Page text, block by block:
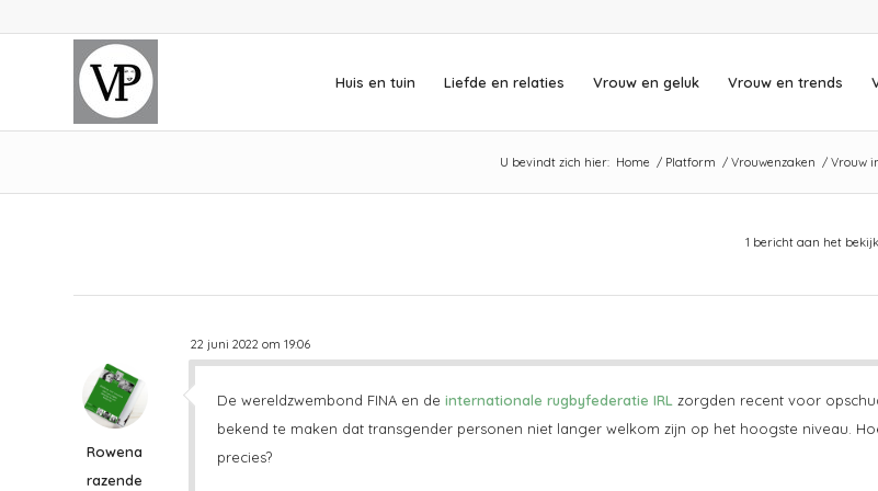
Huis en tuin Liefde en relaties Vrouw en geluk Vrouw en trends
U bevindt zich hier: Home / Platform / Vrouwenzaken / Vrouw
1 bericht aan het
22 juni 2022 om 19:06
Rowena
razende
De wereldzwembond FINA en de internationale rugbyfederatie IRL zorgden recent voor
bekend te maken dat transgender personen niet langer welkom zijn op het hoogste niveau.
precies?